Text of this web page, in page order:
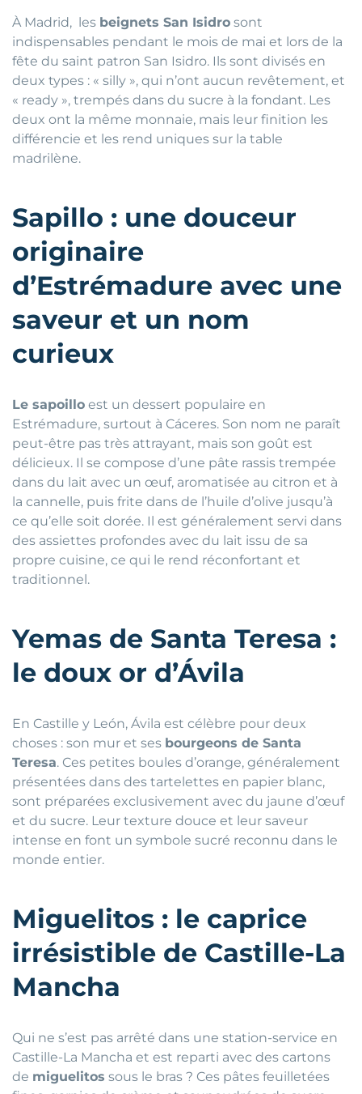
À Madrid, les beignets San Isidro sont
indispensables pendant le mois de mai et lors de la
fête du saint patron San Isidro. Ils sont divisés en
deux types : « silly », qui n’ont aucun revêtement, et
« ready », trempés dans du sucre à la fondant. Les
deux ont la même monnaie, mais leur finition les
différencie et les rend uniques sur la table
madrilène.
Sapillo : une douceur
originaire
d’Estrémadure avec une
saveur et un nom
curieux
Le sapoillo est un dessert populaire en
Estrémadure, surtout à Cáceres. Son nom ne paraît
peut-être pas très attrayant, mais son goût est
délicieux. Il se compose d’une pâte rassis trempée
dans du lait avec un œuf, aromatisée au citron et à
la cannelle, puis frite dans de l’huile d’olive jusqu’à
ce qu’elle soit dorée. Il est généralement servi dans
des assiettes profondes avec du lait issu de sa
propre cuisine, ce qui le rend réconfortant et
traditionnel.
Yemas de Santa Teresa :
le doux or d’Ávila
En Castille y León, Ávila est célèbre pour deux
choses : son mur et ses bourgeons de Santa
Teresa. Ces petites boules d’orange, généralement
présentées dans des tartelettes en papier blanc,
sont préparées exclusivement avec du jaune d’œuf
et du sucre. Leur texture douce et leur saveur
intense en font un symbole sucré reconnu dans le
monde entier.
Miguelitos : le caprice
irrésistible de Castille-La
Mancha
Qui ne s’est pas arrêté dans une station-service en
Castille-La Mancha et est reparti avec des cartons
de miguelitos sous le bras ? Ces pâtes feuilletées